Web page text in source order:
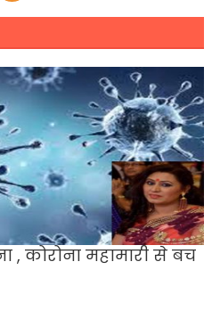
, कोरोना महामारी से बच